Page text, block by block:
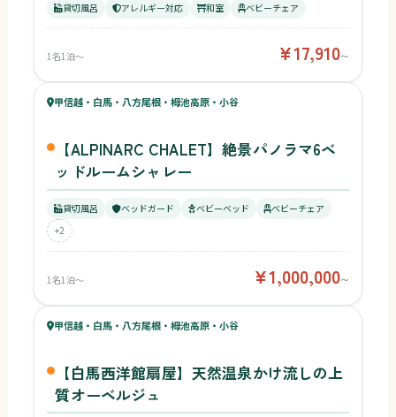
貸切風呂 アレルギー対応 和室 ベビーチェア
1名1泊〜 ¥17,910〜
53ベビー
51キッズ
甲信越・白馬・八方尾根・栂池高原・小谷
【ALPINARC CHALET】絶景パノラマ6ベ
ッドルームシャレー
貸切風呂 ベッドガード ベビーベッド
ベビーチェア
+2
1名1泊〜 ¥1,000,000〜
52ベビー
48キッズ
甲信越・白馬・八方尾根・栂池高原・小谷
【白馬西洋館扇屋】天然温泉かけ流しの上
質オーベルジュ